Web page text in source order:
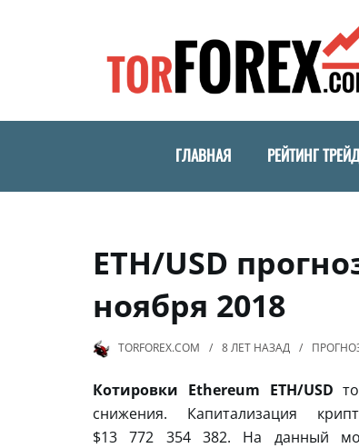
ГЛАВНАЯ РЕЙТИНГ
ETH/USD
ноября 2018
TORFOREX.COM 8 ЛЕТ НАЗАД
Котировки Ethereum ETH/USD
снижения. Капитализация
$13 772 354 382. На данный